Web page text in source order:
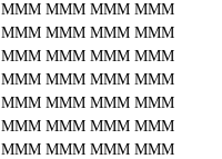
MMM MMM MMM MMM
MMM MMM MMM MMM
MMM MMM MMM MMM
MMM MMM MMM MMM
MMM MMM MMM MMM
MMM MMM MMM MMM
MMM MMM MMM MMM